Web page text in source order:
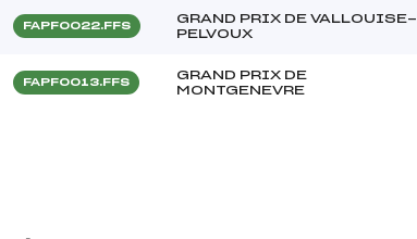
FAPF0022.FFS
GRAND PRIX DE VALLOUISE-
PELVOUX
FAPF0013.FFS
GRAND PRIX DE
MONTGENEVRE